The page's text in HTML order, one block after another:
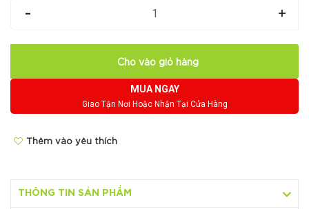
- +
Cho vào giỏ hàng
MUA NGAY
Giao Tận Nơi Hoặc Nhận Tại Cửa Hàng
Thêm vào yêu thích
THÔNG TIN SẢN PHẨM